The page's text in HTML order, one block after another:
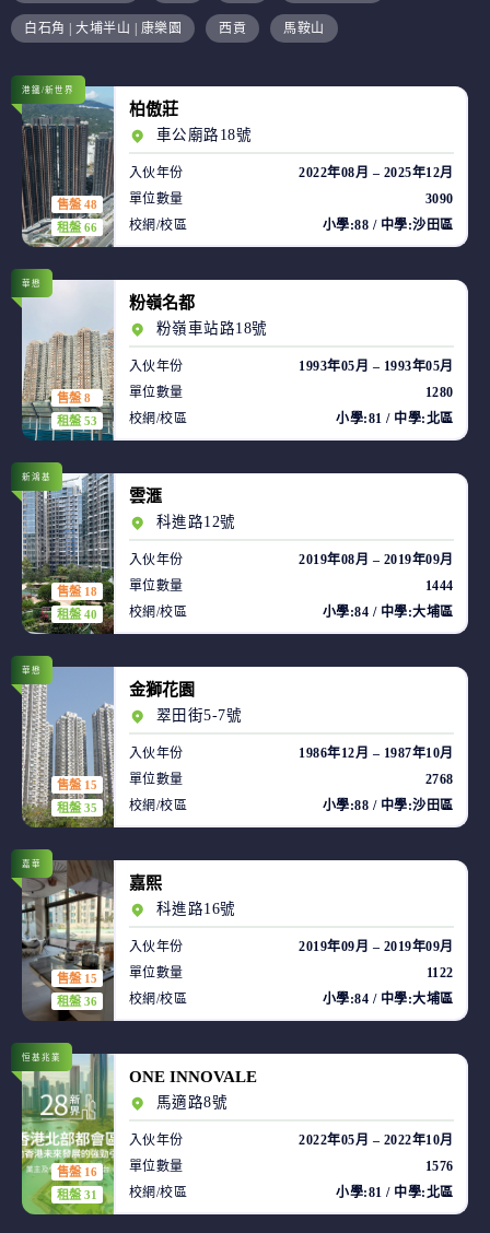
白石角 | 大埔半山 | 康樂園 西貢 馬鞍山
售盤 48
租盤 66
港鐵/新世界
柏傲莊
車公廟路18號
入伙年份
2022年08月 – 2025年12月
單位數量
3090
校網/校區
小學:88 / 中學:沙田區
售盤 8
租盤 53
華懋
粉嶺名都
粉嶺車站路18號
入伙年份
1993年05月 – 1993年05月
單位數量
1280
校網/校區
小學:81 / 中學:北區
售盤 18
租盤 40
新鴻基
雲滙
科進路12號
入伙年份
2019年08月 – 2019年09月
單位數量
1444
校網/校區
小學:84 / 中學:大埔區
售盤 15
租盤 35
華懋
金獅花園
翠田街5-7號
入伙年份
1986年12月 – 1987年10月
單位數量
2768
校網/校區
小學:88 / 中學:沙田區
售盤 15
租盤 36
嘉華
嘉熙
科進路16號
入伙年份
2019年09月 – 2019年09月
單位數量
1122
校網/校區
小學:84 / 中學:大埔區
售盤 16
租盤 31
恒基兆業
ONE INNOVALE
馬適路8號
入伙年份
2022年05月 – 2022年10月
單位數量
1576
校網/校區
小學:81 / 中學:北區